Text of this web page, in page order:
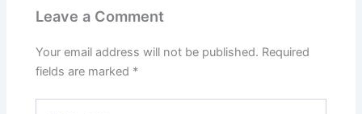
Leave a Comment
Your email address will not be published. Required
fields are marked *